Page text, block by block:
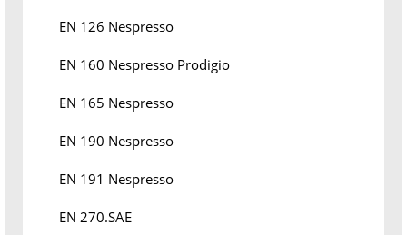
EN 126 Nespresso
EN 160 Nespresso Prodigio
EN 165 Nespresso
EN 190 Nespresso
EN 191 Nespresso
EN 270.SAE